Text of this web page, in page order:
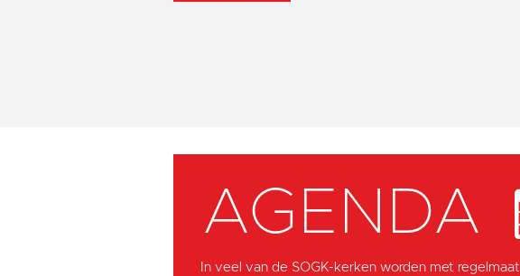
AGENDA
In veel van de SOGK-kerken worden met regelmaat